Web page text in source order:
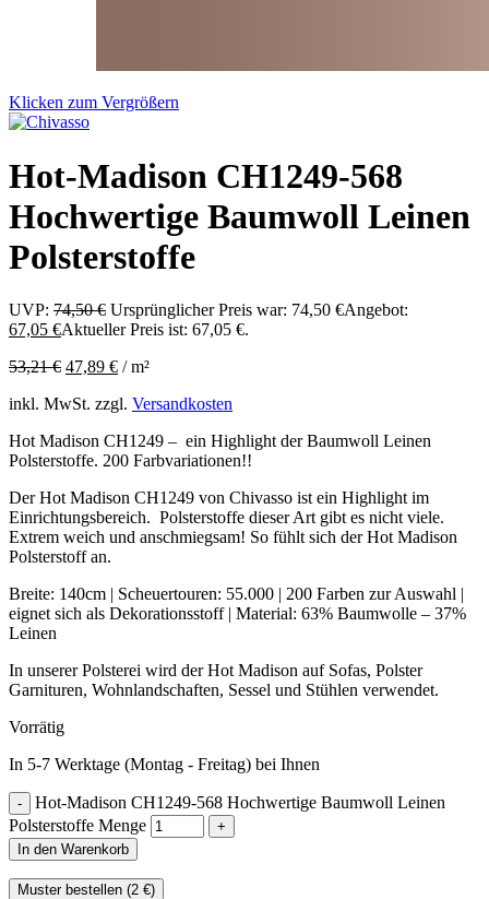
Klicken zum Vergrößern
Hot-Madison CH1249-568
Hochwertige Baumwoll Leinen
Polsterstoffe
UVP: 74,50€ Ursprünglicher Preis war: 74,50 €Angebot:
67,05 €Aktueller Preis ist: 67,05 €.
53,21€ 47,89 € /m²
inkl. MwSt. zzgl. Versandkosten
Hot Madison CH1249 – ein Highlight der Baumwoll Leinen
Polsterstoffe. 200 Farbvariationen!!
Der Hot Madison CH1249 von Chivasso ist ein Highlight im
Einrichtungsbereich. Polsterstoffe dieser Art gibt es nicht viele.
Extrem weich und anschmiegsam! So fühlt sich der Hot Madison
Polsterstoff an.
Breite: 140cm | Scheuertouren: 55.000 | 200 Farben zur Auswahl |
eignet sich als Dekorationsstoff | Material: 63% Baumwolle – 37%
Leinen
In unserer Polsterei wird der Hot Madison auf Sofas, Polster
Garnituren, Wohnlandschaften, Sessel und Stühlen verwendet.
Vorrätig
In 5-7 Werktage (Montag - Freitag) bei Ihnen
Hot-Madison CH1249-568 Hochwertige Baumwoll Leinen
Polsterstoffe Menge
In den Warenkorb
Muster bestellen (2 €)